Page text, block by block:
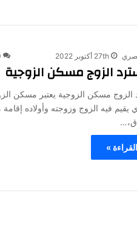
27th أكتوبر 2022
الزوج مسكن الزوجية
الزوج مسكن الزوجية يعتبر مسكن
يقيم فيه الزوج وزوجته وأولاده إقامة
»